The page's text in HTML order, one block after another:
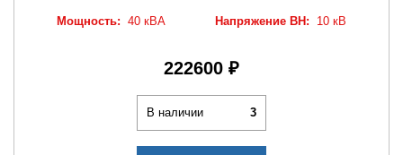
Мощность: 40 кВА Напряжение ВН: 10 кВ
222600 ₽
В наличии 3